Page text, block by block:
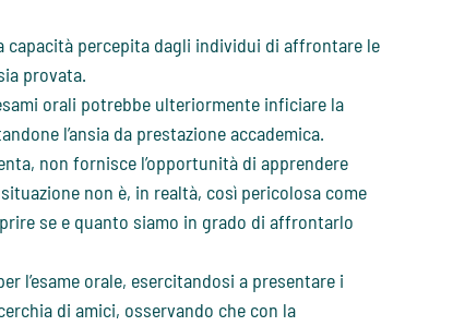
capacità percepita dagli individui di affrontare le
provata.
orali potrebbe ulteriormente inficiare la
l’ansia da prestazione accademica.
non fornisce l’opportunità di apprendere
non è, in realtà, così pericolosa come
se e quanto siamo in grado di affrontarlo
l’esame orale, esercitandosi a presentare i
di amici, osservando che con la